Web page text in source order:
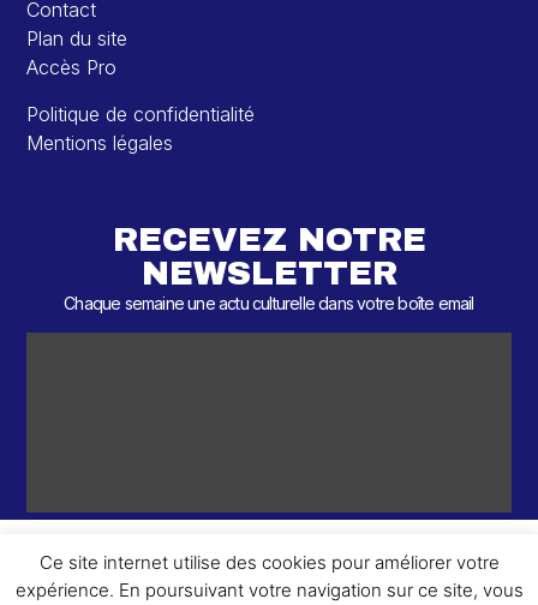
Contact
Plan du site
Accès Pro
Politique de confidentialité
Mentions légales
RECEVEZ NOTRE
NEWSLETTER
Chaque semaine une actu culturelle dans votre boîte email
Ce site internet utilise des cookies pour améliorer votre
expérience. En poursuivant votre navigation sur ce site, vous